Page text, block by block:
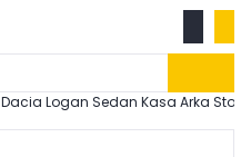
Dacia Logan Sedan Kasa Arka Stop